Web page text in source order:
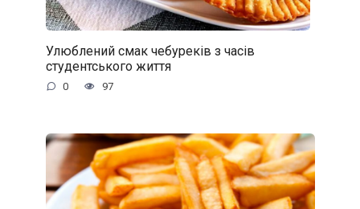
Улюблений смак чебуреків з часів
студентського життя
0 97